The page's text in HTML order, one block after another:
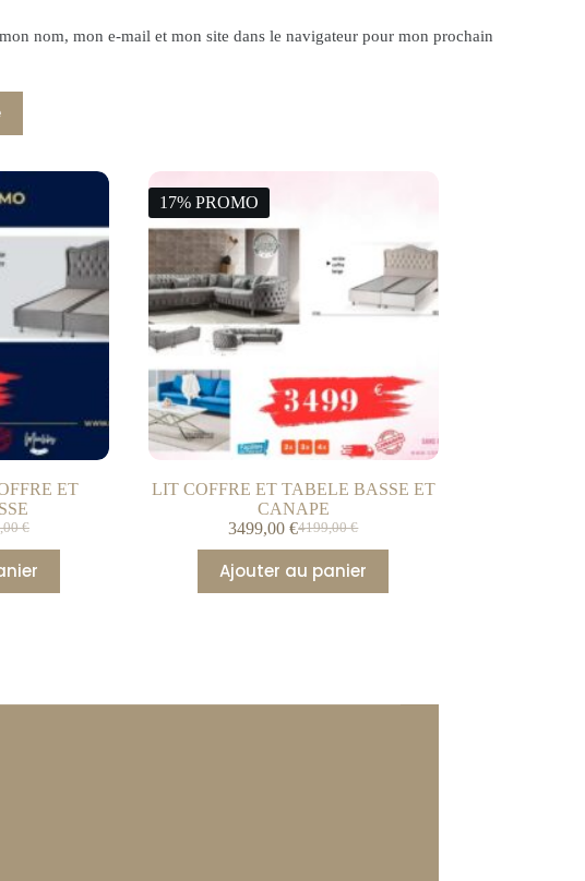
nom, mon e-mail et mon site dans le navigateur pour mon prochain
ET
€
17% PROMO
LIT COFFRE ET TABELE BASSE ET
CANAPE
4199,00€
3499,00€
Ajouter au panier